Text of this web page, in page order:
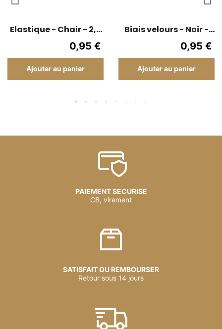
Elastique - Chair - 2,5
0,95 €
Ajouter au panier
Biais velours - Noir -
1,6 cm fini 0.8
0,95 €
Ajouter au panier
PAIEMENT SECURISE
CB, virement
SATISFAIT OU REMBOURSER
Retour sous 14 jours